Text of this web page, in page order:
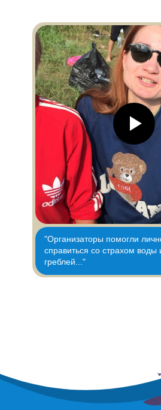
"Организаторы помогли
справиться со страхом
греблей..."